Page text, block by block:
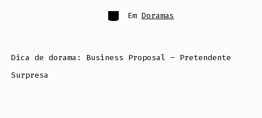
Categorias
Em Doramas
Dica de dorama: Business Proposal – Pretendente
Surpresa